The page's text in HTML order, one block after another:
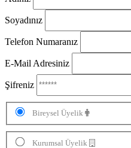
Soyadınız
Telefon Numaranız
E-Mail Adresiniz
Şifreniz
Bireysel Üyelik
Kurumsal Üyelik